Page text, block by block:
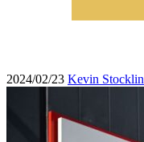
2024/02/23 Kevin Stocklin